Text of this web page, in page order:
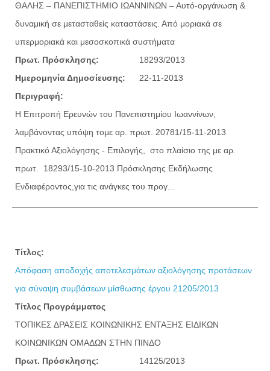
ΘΑΛΗΣ – ΠΑΝΕΠΙΣΤΗΜΙΟ ΙΩΑΝΝΙΝΩΝ – Αυτό-οργάνωση &
δυναμική σε μετασταθείς καταστάσεις. Από μοριακά σε
υπερμοριακά και μεσοσκοπικά συστήματα
Πρωτ. Πρόσκλησης:
18293/2013
Ημερομηνία Δημοσίευσης:
22-11-2013
Περιγραφή:
Η Επιτροπή Ερευνών του Πανεπιστημίου Ιωαννίνων,
λαμβάνοντας υπόψη τoμε αρ. πρωτ. 20781/15-11-2013
Πρακτικό Αξιολόγησης - Επιλογής, στο πλαίσιο της με αρ.
πρωτ. 18293/15-10-2013 Πρόσκλησης Εκδήλωσης
Ενδιαφέροντος,για τις ανάγκες του προγ...
Τίτλος:
Απόφαση αποδοχής αποτελεσμάτων αξιολόγησης προτάσεων
για σύναψη συμβάσεων μίσθωσης έργου 21205/2013
Τίτλος Προγράμματος
ΤΟΠΙΚΕΣ ΔΡΑΣΕΙΣ ΚΟΙΝΩΝΙΚΗΣ ΕΝΤΑΞΗΣ ΕΙΔΙΚΩΝ
ΚΟΙΝΩΝΙΚΩΝ ΟΜΑΔΩΝ ΣΤΗΝ ΠΙΝΔΟ
Πρωτ. Πρόσκλησης:
14125/2013